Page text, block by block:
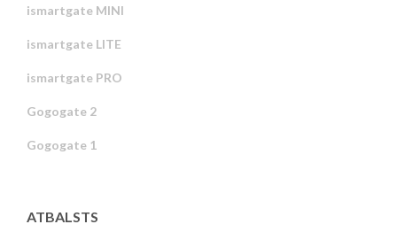
ismartgate MINI
ismartgate LITE
ismartgate PRO
Gogogate 2
Gogogate 1
ATBALSTS